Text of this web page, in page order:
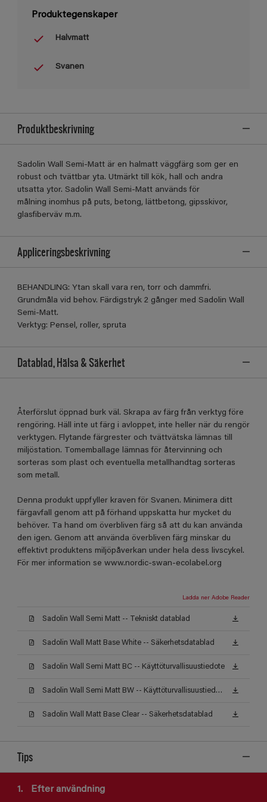
Produktegenskaper
Halvmatt
Svanen
Produktbeskrivning
Sadolin Wall Semi-Matt är en halmatt väggfärg som ger en
robust och tvättbar yta. Utmärkt till kök, hall och andra
utsatta ytor. Sadolin Wall Semi-Matt används för
målning inomhus på puts, betong, lättbetong, gipsskivor,
glasfiberväv m.m.
Appliceringsbeskrivning
BEHANDLING: Ytan skall vara ren, torr och dammfri.
Grundmåla vid behov. Färdigstryk 2 gånger med Sadolin Wall
Semi-Matt.
Verktyg: Pensel, roller, spruta
Datablad, Hälsa & Säkerhet
Återförslut öppnad burk väl. Skrapa av färg från verktyg före
rengöring. Häll inte ut färg i avloppet, inte heller när du rengör
verktygen. Flytande färgrester och tvättvätska lämnas till
miljöstation. Tomemballage lämnas för återvinning och
sorteras som plast och eventuella metallhandtag sorteras
som metall.
Denna produkt uppfyller kraven för Svanen. Minimera ditt
färgavfall genom att på förhand uppskatta hur mycket du
behöver. Ta hand om överbliven färg så att du kan använda
den igen. Genom att använda överbliven färg minskar du
effektivt produktens miljöpåverkan under hela dess livscykel.
För mer information se www.nordic-swan-ecolabel.org
Ladda ner Adobe Reader
Sadolin Wall Semi Matt -- Tekniskt datablad
Sadolin Wall Matt Base White -- Säkerhetsdatablad
Sadolin Wall Semi Matt BC -- Käyttöturvallisuustiedote
Sadolin Wall Semi Matt BW -- Käyttöturvallisuustiedote
Sadolin Wall Matt Base Clear -- Säkerhetsdatablad
Tips
1. Efter användning